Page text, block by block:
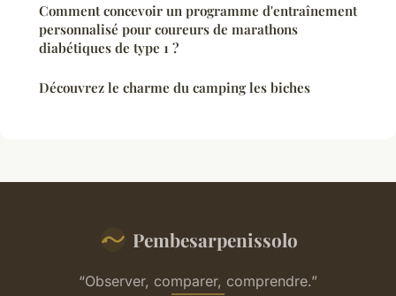
Comment concevoir un programme d'entraînement
personnalisé pour coureurs de marathons
diabétiques de type 1 ?
Découvrez le charme du camping les biches
Pembesarpenissolo
“Observer, comparer, comprendre.”